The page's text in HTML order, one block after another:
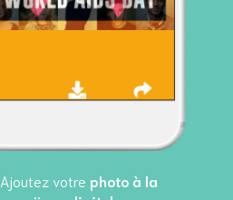
Ajoutez votre photo à la